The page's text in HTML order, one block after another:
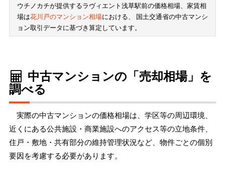
ウチノカチが提供するラヴィエント浅草駅前の価格相場、家賃相
場は花川戸のマンション相場における、 国土交通省の中古マンシ
ョン取引データに基づき算定しています。
中古マンションの「売却相場」を
調べる
実際の中古マンションの価格相場は、学区等の周辺環境、
近くにある公共施設・商業施設へのアクセス等の立地条件、
住戸・敷地・共有部分の維持管理状況など、物件ごとの個別
要因を考慮する必要があります。